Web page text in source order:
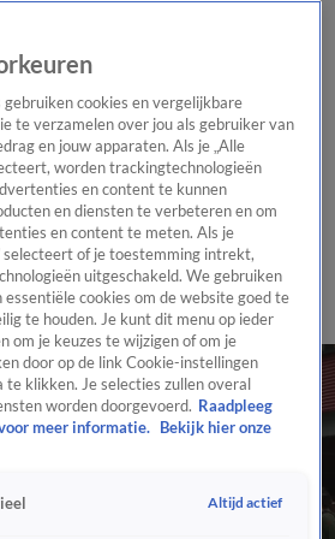
Regionieuws Het beste van Hart
Tip de
WeerTip de redactiePanelVideo's
gebruiken cookies en vergelijkbare
te verzamelen over jou als gebruiker van
en jouw apparaten. Als je „Alle
worden trackingtechnologieën
en content te kunnen
en diensten te verbeteren en om
en content te meten. Als je
selecteert of je toestemming intrekt,
uitgeschakeld. We gebruiken
essentiële cookies om de website goed te
te houden. Je kunt dit menu op ieder
om je keuzes te wijzigen of om je
door op de link Cookie-instellingen
te klikken. Je selecties zullen overal
worden doorgevoerd. Raadpleeg
meer informatie.
Bekijk hier onze
Altijd actief